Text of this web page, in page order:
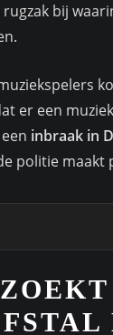
bij
er een
inbraak in
politie